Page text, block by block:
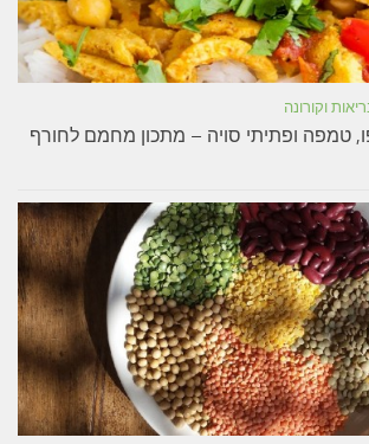
וקורונה
טמפה ופתיתי סויה – מתכון מחמם לחורף